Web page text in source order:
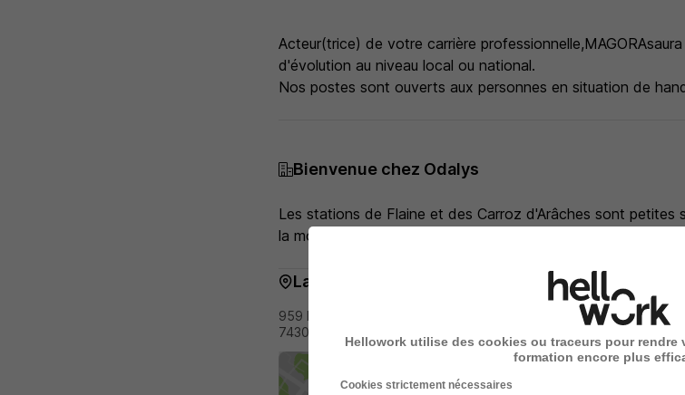
Acteur(trice) de votre carrière professionnelle,MAGORA
d'évolution au niveau local ou national.
Nos postes sont ouverts aux personnes en situation de
Bienvenue chez Odalys
Les stations de Flaine et des Carroz d'Arâches sont petites
la montagne y trouveront leur bonheur.
La carte
959 Route des Servages
74300 Arâches-la-Frasse
Hellowork utilise des cookies ou traceurs pour rendre
formation encore plus
Cookies strictement nécessaires